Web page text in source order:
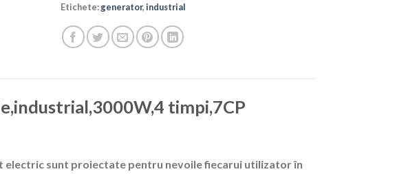
Etichete:generator,industrial
timpi,7CP
electric sunt proiectate pentru nevoile fiecarui utilizator în